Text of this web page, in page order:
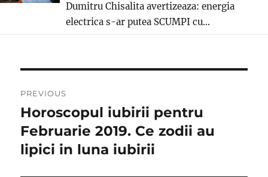
Dumitru Chisalita avertizeaza: energia
electrica s-ar putea SCUMPI cu...
în
articole
PREVIOUS
Previous
post:
Horoscopul iubirii pentru
Februarie 2019. Ce zodii au
lipici in luna iubirii